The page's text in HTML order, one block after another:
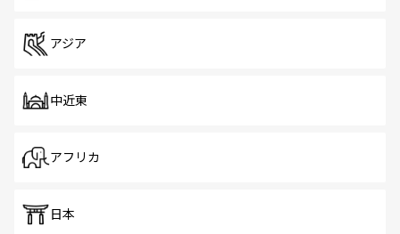
アジア
中近東
アフリカ
日本